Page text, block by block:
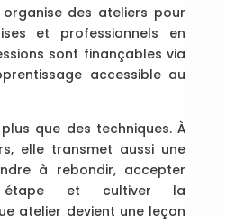
des ateliers pour
et professionnels en
sont finançables via
accessible au
que des techniques. À
elle transmet aussi une
à rebondir, accepter
étape et cultiver la
atelier devient une leçon